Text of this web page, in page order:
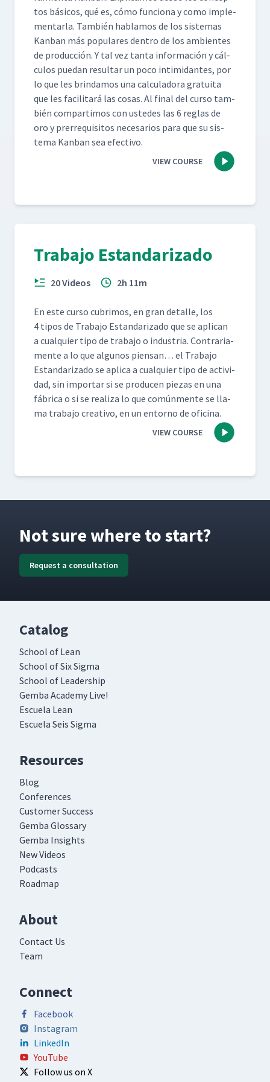
tos bási­cos, qué es, cómo fun­ciona y como imple­
men­tar­la. Tam­bién hablam­os de los sis­temas
Kan­ban más pop­u­lares den­tro de los ambi­entes
de pro­duc­ción. Y tal vez tan­ta infor­ma­ción y cál­
cu­los puedan resul­tar un poco intim­i­dantes, por
lo que les brindamos una cal­cu­lado­ra gra­tui­ta
que les facil­i­tará las cosas. Al final del cur­so tam­
bién com­par­ti­mos con ust­edes las 6 reglas de
oro y pre­rreq­ui­si­tos nece­sar­ios para que su sis­
tema Kan­ban sea efectivo.
VIEW COURSE
Trabajo Estandarizado
20 Videos 2h 11m
En este cur­so cub­ri­mos, en gran detalle, los
4 tipos de Tra­ba­jo Estandariza­do que se apli­can
a cualquier tipo de tra­ba­jo o indus­tria. Con­trari­a­
mente a lo que algunos pien­san… el Tra­ba­jo
Estandariza­do se apli­ca a cualquier tipo de activi­
dad, sin impor­tar si se pro­ducen piezas en una
fábri­ca o si se real­iza lo que común­mente se lla­
ma tra­ba­jo cre­ati­vo, en un entorno de oficina.
VIEW COURSE
Not sure where to start?
Request a consultation
Catalog
School of Lean
School of Six Sigma
School of Leadership
Gemba Academy Live!
Escuela Lean
Escuela Seis Sigma
Resources
Blog
Conferences
Customer Success
Gemba Glossary
Gemba Insights
New Videos
Podcasts
Roadmap
About
Contact Us
Team
Connect
Facebook
Instagram
LinkedIn
YouTube
Follow us on X